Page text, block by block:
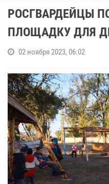
РОСГВАРДЕЙЦЫ
ПЛОЩАДКУ ДЛЯ
02 ноября 2023, 06:02